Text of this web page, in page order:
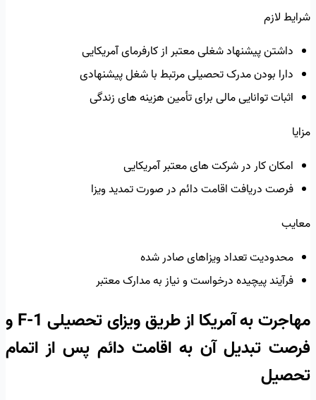
شرایط لازم
داشتن پیشنهاد شغلی معتبر از کارفرمای آمریکایی
دارا بودن مدرک تحصیلی مرتبط با شغل پیشنهادی
اثبات توانایی مالی برای تأمین هزینه های زندگی
مزایا
امکان کار در شرکت های معتبر آمریکایی
فرصت دریافت اقامت دائم در صورت تمدید ویزا
معایب
محدودیت تعداد ویزاهای صادر شده
فرآیند پیچیده درخواست و نیاز به مدارک معتبر
مهاجرت به آمریکا از طریق ویزای تحصیلی F-1 و
فرصت تبدیل آن به اقامت دائم پس از اتمام
تحصیل